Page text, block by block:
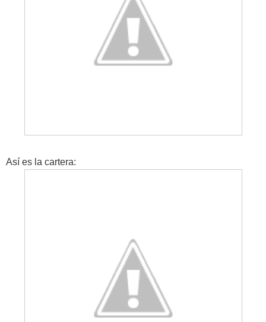
Así es la cartera: